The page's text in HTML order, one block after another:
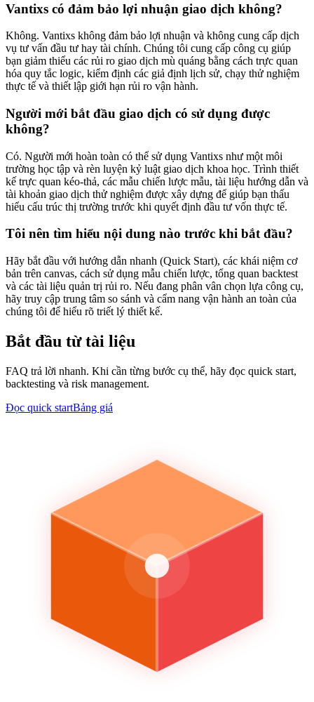
Vantixs có đảm bảo lợi nhuận giao dịch không?
Không. Vantixs không đảm bảo lợi nhuận và không cung cấp dịch
vụ tư vấn đầu tư hay tài chính. Chúng tôi cung cấp công cụ giúp
bạn giảm thiểu các rủi ro giao dịch mù quáng bằng cách trực quan
hóa quy tắc logic, kiểm định các giả định lịch sử, chạy thử nghiệm
thực tế và thiết lập giới hạn rủi ro vận hành.
Người mới bắt đầu giao dịch có sử dụng được
không?
Có. Người mới hoàn toàn có thể sử dụng Vantixs như một môi
trường học tập và rèn luyện kỷ luật giao dịch khoa học. Trình thiết
kế trực quan kéo-thả, các mẫu chiến lược mẫu, tài liệu hướng dẫn và
tài khoản giao dịch thử nghiệm được xây dựng để giúp bạn thấu
hiểu cấu trúc thị trường trước khi quyết định đầu tư vốn thực tế.
Tôi nên tìm hiểu nội dung nào trước khi bắt đầu?
Hãy bắt đầu với hướng dẫn nhanh (Quick Start), các khái niệm cơ
bản trên canvas, cách sử dụng mẫu chiến lược, tổng quan backtest
và các tài liệu quản trị rủi ro. Nếu đang phân vân chọn lựa công cụ,
hãy truy cập trung tâm so sánh và cẩm nang vận hành an toàn của
chúng tôi để hiểu rõ triết lý thiết kế.
Bắt đầu từ tài liệu
FAQ trả lời nhanh. Khi cần từng bước cụ thể, hãy đọc quick start,
backtesting và risk management.
Đọc quick startBảng giá